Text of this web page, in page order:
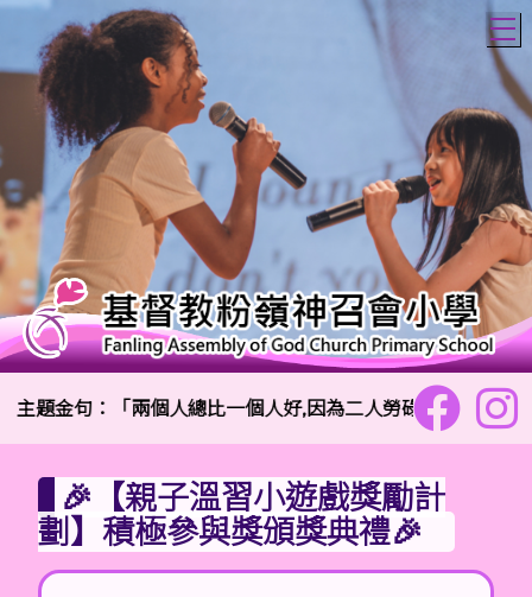
主題金句：「兩個人總比一個人好,因為二人勞碌同得美好的果
🎉【親子溫習小遊戲獎勵計
劃】積極參與獎頒獎典禮🎉